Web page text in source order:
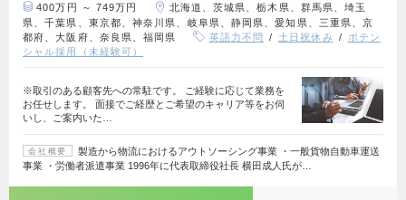
400万円 ～ 749万円
北海道、茨城県、栃木県、群馬県、埼玉
県、千葉県、東京都、神奈川県、岐阜県、静岡県、愛知県、三重県、京
都府、大阪府、奈良県、福岡県
英語力不問 土日祝休み
ポテン
シャル採用（未経験可）
※取引のある顧客先への常駐です。 ご経験に応じて業務を
お任せします。 面接でご経歴とご希望のキャリア等をお伺
いし、ご案内いた…
会社概要
製造から物流におけるアウトソーシング事業 ・一般貨物自動車運送
事業 ・労働者派遣事業 1996年に代表取締役社長 横田成人氏が…